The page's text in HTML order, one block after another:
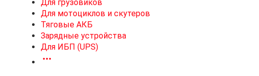
Для грузовиков
Для мотоциклов и скутеров
Тяговые АКБ
Зарядные устройства
Для ИБП (UPS)